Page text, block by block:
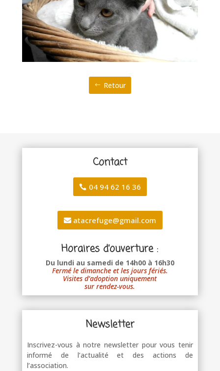
Retour
Contact
04 94 62 16 36
atacrefuge@gmail.com
Horaires d’ouverture :
Du lundi au samedi de 14h00 à 16h30
Fermé le dimanche et les jours fériés.
Visites d’adoption uniquement
sur rendez-vous.
Newsletter
Inscrivez-vous à notre newsletter pour vous tenir
informé de l’actualité et des actions de
l’association.